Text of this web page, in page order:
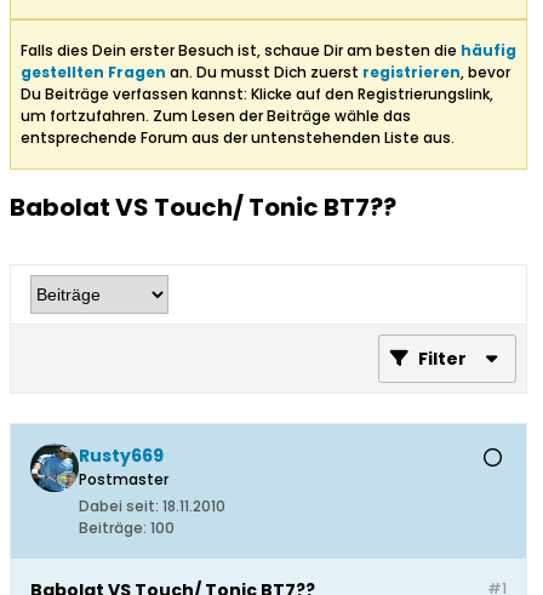
Falls dies Dein erster Besuch ist, schaue Dir am besten die häufig
gestellten Fragen an. Du musst Dich zuerst registrieren, bevor
Du Beiträge verfassen kannst: Klicke auf den Registrierungslink,
um fortzufahren. Zum Lesen der Beiträge wähle das
entsprechende Forum aus der untenstehenden Liste aus.
Babolat VS Touch/ Tonic BT7??
Filter
Rusty669
Postmaster
Dabei seit: 18.11.2010
Beiträge: 100
#1